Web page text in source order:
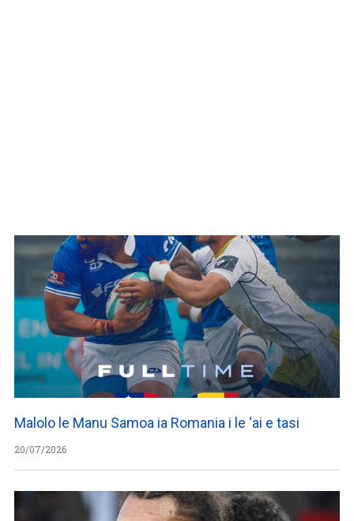
Malolo le Manu Samoa ia Romania i le ‘ai e tasi
20/07/2026